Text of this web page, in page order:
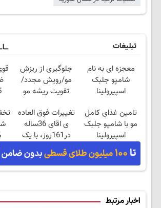
تبلیغات
معجزه ای به نام
شامپو جلبک
اسپیرولینا
جلوگیری از ریزش
مو/رویش مجدد/
تقویت ریشه مو
تامین غذای کامل
مو با شامپو جلبک
اسپیرولینا
تغییرات فوق العاده
ی اقای 36ساله
در161روز، با یک
روش گیاهی
اخبار مرتبط